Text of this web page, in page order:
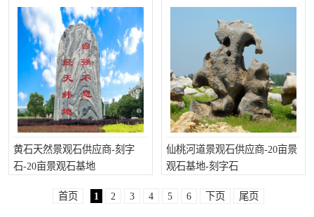
黄石天然景观石供应商-刻字
石-20亩景观石基地
仙桃河道景观石供应商-20亩景
观石基地-刻字石
首页 1 2 3 4 5 6 下页 尾页